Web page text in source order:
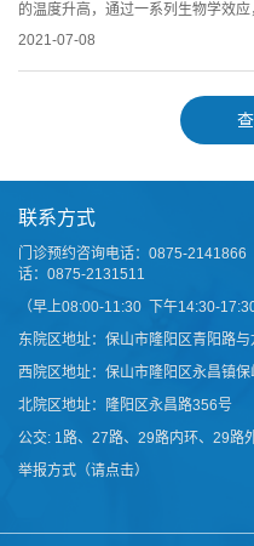
的温度升高，通过一系列生物学效
疗等其它手段进行治疗...
2021-07-08
联系方式
门诊预约咨询电话：0875-
话：0875-2131511
（早上08:00-11:30 下午14:30-17:30
东院区地址：保山市隆阳区青阳路与
西院区地址：保山市隆阳区永昌镇
北院区地址：隆阳区永昌路356号
公交: 1路、27路、29路内环、29路
举报方式（请点击）